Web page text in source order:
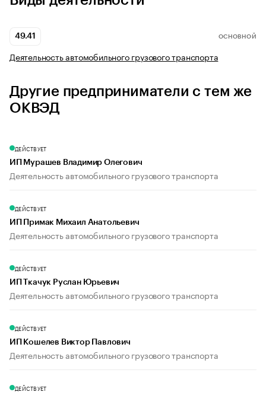
49.41 ОСНОВНОЙ
Деятельность автомобильного грузового транспорта
Другие предприниматели с тем же
ОКВЭД
ДЕЙСТВУЕТ
ИП Мурашев Владимир Олегович
Деятельность автомобильного грузового транспорта
ДЕЙСТВУЕТ
ИП Примак Михаил Анатольевич
Деятельность автомобильного грузового транспорта
ДЕЙСТВУЕТ
ИП Ткачук Руслан Юрьевич
Деятельность автомобильного грузового транспорта
ДЕЙСТВУЕТ
ИП Кошелев Виктор Павлович
Деятельность автомобильного грузового транспорта
ДЕЙСТВУЕТ